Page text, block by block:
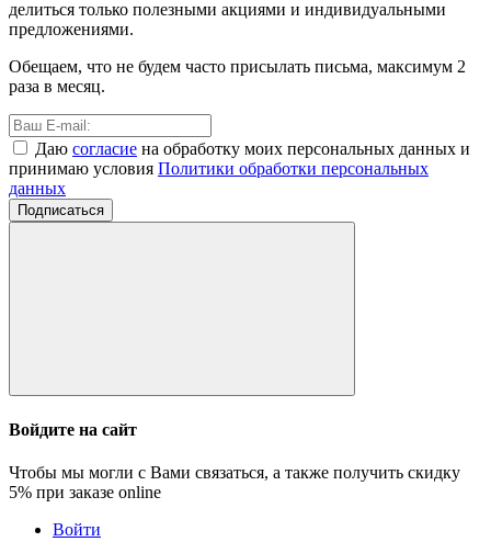
делиться только полезными акциями и индивидуальными
предложениями.
Обещаем, что не будем часто присылать письма, максимум 2
раза в месяц.
Даю согласие на обработку моих персональных данных и
принимаю условия Политики обработки персональных
данных
Подписаться
Войдите на сайт
Чтобы мы могли с Вами связаться, а также получить скидку
5% при заказе online
Войти